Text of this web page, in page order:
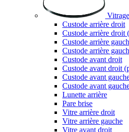
Vitrage
Custode arrière droit
Custode arrière droit
Custode arrière
Custode arrière
Custode avant droit
Custode avant droit
Custode avant
Custode avant
Lunette arrière
Pare brise
Vitre arrière droit
Vitre arrière gauche
Vitre avant droit